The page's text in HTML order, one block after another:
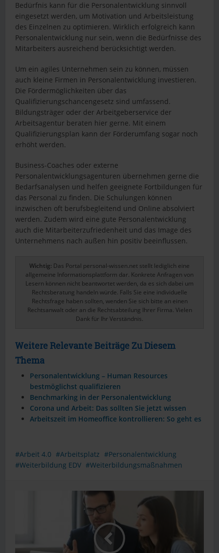
Bedürfnis kann für die Personalentwicklung sinnvoll
eingesetzt werden, um Motivation und Arbeitsleistung
des Einzelnen zu optimieren. Wirklich erfolgreich kann
Personalentwicklung nur sein, wenn die Bedürfnisse des
Mitarbeiters ausreichend berücksichtigt werden.
Um ein agiles Unternehmen sein zu können, müssen
auch kleine Firmen in Personalentwicklung investieren.
Die Fördermöglichkeiten über das
Qualifizierungschancengesetz sind umfassend.
Bildungsträger oder der Arbeitgeberservice der
Arbeitsagentur beraten hier gerne. Mit einem
Qualifizierungsplan kann der Förderumfang sogar noch
erhöht werden.
Business-Coaches oder externe
Personalentwicklungsagenturen übernehmen gerne die
Bedarfsanalysen und helfen geeignete Fortbildungen für
das Personal zu finden. Die Schulungen können
inzwischen oft berufsbegleitend und Online absolviert
werden. Zudem wird eine gute Personalentwicklung
auch die Mitarbeiterzufriedenheit und das Image des
Unternehmens nach außen hin positiv beeinflussen.
Wichtig: Das Portal personal-wissen.net stellt lediglich eine
allgemeine Informationsplattform dar. Konkrete Anfragen von
Lesern können nicht beantwortet werden, da es sich dabei um
Rechtsberatung handeln würde. Falls Sie eine individuelle
Rechtsfrage haben sollten, wenden Sie sich bitte an einen
Rechtsanwalt oder an die Rechtsabteilung Ihrer Firma. Vielen
Dank für Ihr Verständnis.
Weitere Relevante Beiträge Zu Diesem
Thema
Personalentwicklung – Human Resources
bestmöglichst qualifizieren
Benchmarking in der Personalentwicklung
Corona und Arbeit: Das sollten Sie jetzt wissen
Arbeitszeit im Homeoffice kontrollieren: So geht es
Arbeit 4.0 Arbeitsplatz
Personalentwicklung
Weiterbildung EDV
Weiterbildungsmaßnahmen